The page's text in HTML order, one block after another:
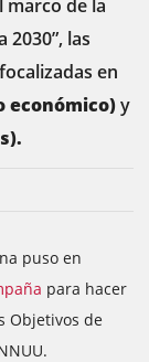
marco de la
2030”, las
en
económico)y
puso en
para hacer
Objetivos de